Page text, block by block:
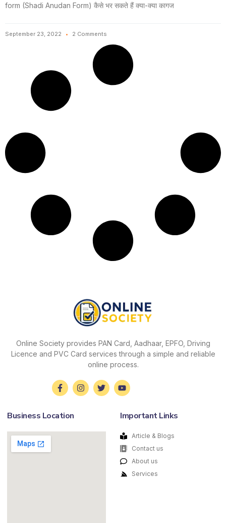
form (Shadi Anudan Form) कैसे भर सकते हैं क्या-क्या कागज
September 23, 2022 2 Comments
Online Society provides PAN Card, Aadhaar, EPFO, Driving
Licence and PVC Card services through a simple and reliable
online process.
Business Location Important Links
Article & Blogs
Contact us
About us
Services